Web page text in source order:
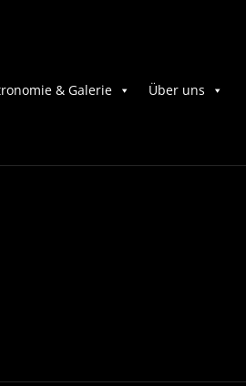
& Galerie Über uns